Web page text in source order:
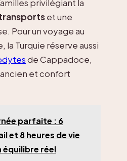
privilégiant la
et une
Pour un voyage au
la Turquie réserve aussi
de Cappadoce,
et confort
parfaite : 6
et 8 heures de vie
équilibre réel